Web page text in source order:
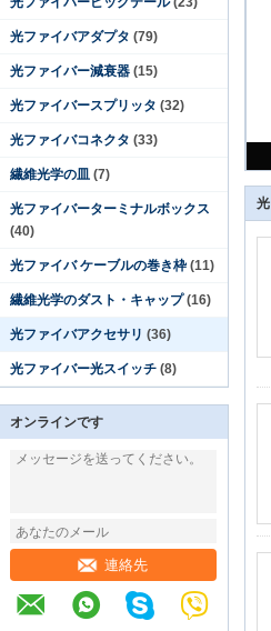
光ファイバアダプタ (79)
光ファイバー減衰器 (15)
光ファイバースプリッタ (32)
光ファイバコネクタ (33)
繊維光学の皿 (7)
光ファイバーターミナルボックス
(40)
光ファイバ ケーブルの巻き枠 (11)
繊維光学のダスト・キャップ (16)
光ファイバアクセサリ (36)
光ファイバー光スイッチ (8)
オンラインです
連絡先